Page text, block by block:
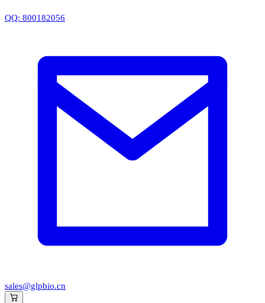
QQ: 800182056
sales@glpbio.cn